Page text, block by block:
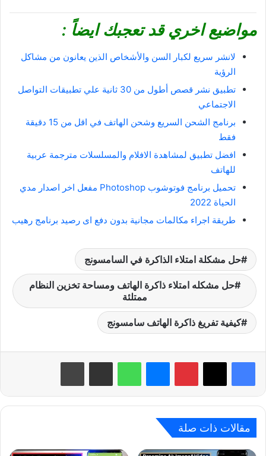
مواضيع اخري قد تعجبك ايضاً :
لانشر سريع لكبار السن والأشخاص الذين يعانون من مشاكل
الرؤية
تطبيق نشر قصص أطول من 30 ثانية علي تطبيقات التواصل
الاجتماعي
برنامج الشحن السريع وشحن الهاتف في اقل من 15 دقيقة
فقط
افضل تطبيق لمشاهدة الافلام والمسلسلات مترجمة عربية
للهاتف
تحميل برنامج فوتوشوب Photoshop مفعل اخر اصدار مدي
الحياة 2022
طريقة اجراء مكالمات مجانية بدون دفع اى رصيد برنامج رهيب
حل مشكلة امتلاء الذاكرة في السامسونج
حل مشكله امتلاء ذاكرة الهاتف ومساحة تخزين النظام
ممتلئة
كيفية تفريغ ذاكرة الهاتف سامسونج
بينتيريست واتساب
مقالات ذات صلة